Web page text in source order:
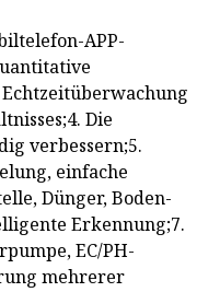
APP-
Die
verbessern;5.
einfache
Dünger, Boden-
Erkennung;7.
EC/PH-
mehrerer